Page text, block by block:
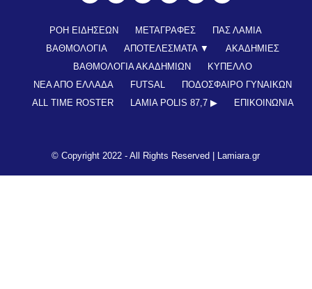
ΡΟΗ ΕΙΔΗΣΕΩΝ ΜΕΤΑΓΡΑΦΕΣ
ΠΑΣ ΛΑΜΙΑ
ΒΑΘΜΟΛΟΓΙΑ
ΑΠΟΤΕΛΕΣΜΑΤΑ ▼
ΑΚΑΔΗΜΙΕΣ
ΒΑΘΜΟΛΟΓΙΑ ΑΚΑΔΗΜΙΩΝ
ΚΥΠΕΛΛΟ
ΝΕΑ ΑΠΟ ΕΛΛΑΔΑ
FUTSAL
ΠΟΔΟΣΦΑΙΡΟ ΓΥΝΑΙΚΩΝ
ALL TIME ROSTER
LAMIA POLIS 87,7 ▶︎ ΕΠΙΚΟΙΝΩΝΊΑ
© Copyright 2022 - All Rights Reserved | Lamiara.gr